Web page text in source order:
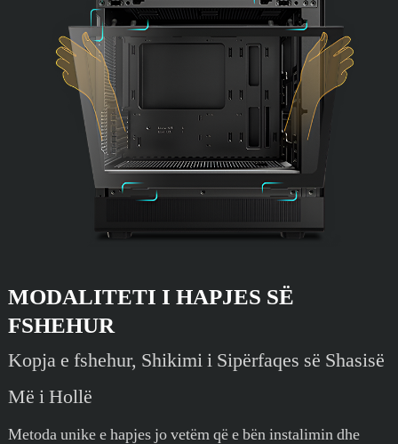
MODALITETI I HAPJES SË
FSHEHUR
Kopja e fshehur, Shikimi i Sipërfaqes së Shasisë
Më i Hollë
Metoda unike e hapjes jo vetëm që e bën instalimin dhe